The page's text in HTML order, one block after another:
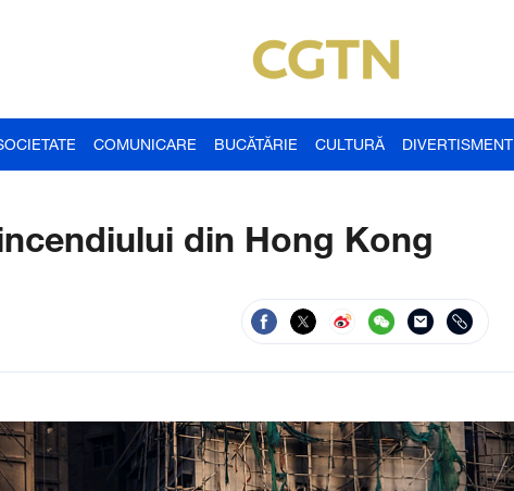
COMUNICARE BUCĂTĂRIE CULTURĂ DIVERTISMENT
din Hong Kong